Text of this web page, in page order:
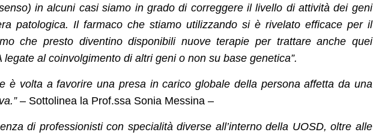
in alcuni casi siamo in grado di correggere il livello di attività dei geni
patologica. Il farmaco che stiamo utilizzando si è rivelato efficace per il
che presto diventino disponibili nuove terapie per trattare anche quei
al coinvolgimento di altri geni o non su base genetica”.
è volta a favorire una presa in carico globale della persona affetta da una
– Sottolinea la Prof.ssa Sonia Messina –
di professionisti con specialità diverse all’interno della UOSD, oltre alle